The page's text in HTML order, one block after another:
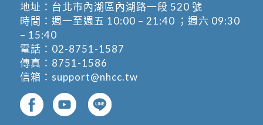
地址： 台北市內湖區內湖路一段 520 號
時間：週一至週五 10:00 – 21:40 ；週六 09:30
– 15:40
電話： 02-8751-1587
傳真：8751-1586
信箱： support@nhcc.tw